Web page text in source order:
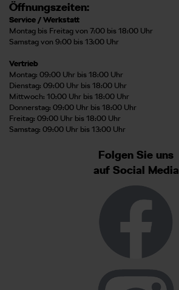
Öffnungszeiten:
Service / Werkstatt
Montag bis Freitag von 7:00 bis 18:00 Uhr
Samstag von 9:00 bis 13:00 Uhr
Vertrieb
Montag: 09:00 Uhr bis 18:00 Uhr
Dienstag: 09:00 Uhr bis 18:00 Uhr
Mittwoch: 10:00 Uhr bis 18:00 Uhr
Donnerstag: 09:00 Uhr bis 18:00 Uhr
Freitag: 09:00 Uhr bis 18:00 Uhr
Samstag: 09:00 Uhr bis 13:00 Uhr
Folgen Sie uns
auf Social Media